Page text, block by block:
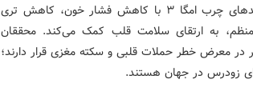
مصرف منظم ماهی به دلیل داشتن اسیدهای چرب امگا ۳ با کاهش فشار خون، کاهش تری
به ارتقای سلامت قلب کمک می‌کند. محققان
در معرض خطر حملات قلبی و سکته مغزی قرار دارند؛
زودرس در جهان هستند.